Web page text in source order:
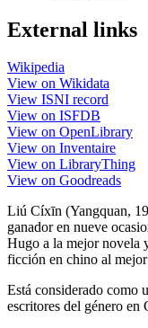
External links
Wikipedia
View on Wikidata
View ISNI record
View on ISFDB
View on OpenLibrary
View on Inventaire
View on LibraryThing
View on Goodreads
Liú Cíxīn (Yangquan,
ganador en nueve
Hugo a la mejor novela
ficción en chino al mejor
Está considerado como
escritores del género en